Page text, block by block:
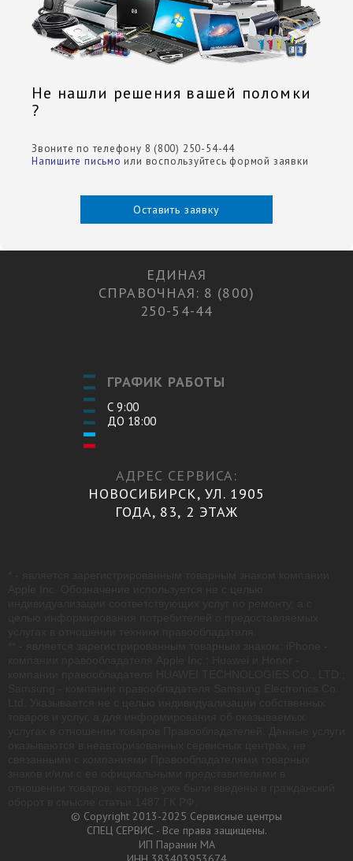
Не нашли решения вашей поломки
?
Звоните по телефону 8 (800) 250-54-44
Напишите письмо или воспользуйтесь формой заявки
Оставить заявку
ЕДИНАЯ
СПРАВОЧНАЯ: 8 (800)
250-54-44
ГРАФИК РАБОТЫ
С 9:00
ДО 18:00
АДРЕС СЕРВИСА:
НОВОСИБИРСК, УЛ. 1905
ГОДА, 83, 2 ЭТАЖ
© Copyright 2013-2025 Сервисные центры
СПЕЦ СЕРВИС - Все права защищены.
ИП Паранин МА